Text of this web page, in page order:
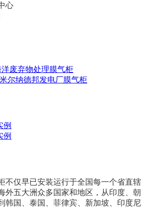
心
洋废弃物处理膜气柜
尔纳德邦发电厂膜气柜
例
例
不仅早已安装运行于全国每一个省直辖
外五大洲众多国家和地区，从印度、朝
韩国、 泰国、 菲律宾、新加坡、印度尼